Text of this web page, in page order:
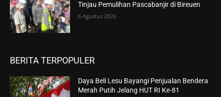
Tinjau Pemulihan Pascabanjir di Bireuen
6 Agustus 2026
BERITA TERPOPULER
Daya Beli Lesu Bayangi Penjualan Bendera
Merah Putih Jelang HUT RI Ke-81